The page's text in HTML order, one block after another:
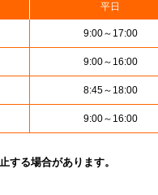
平日
9:00～17:00
9:00～16:00
8:45～18:00
9:00～16:00
する場合があります。